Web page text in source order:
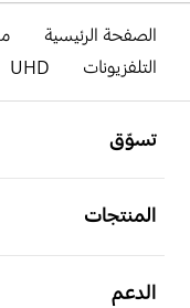
الصفحة الرئيسية
التلفزيونات
UHD
تسوّق
المنتجات
الدعم